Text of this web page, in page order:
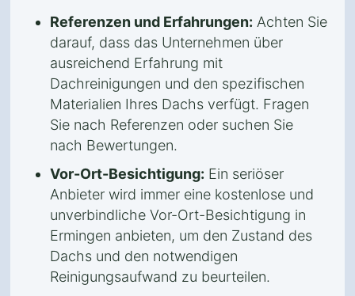
Referenzen und Erfahrungen: Achten Sie
darauf, dass das Unternehmen über
ausreichend Erfahrung mit
Dachreinigungen und den spezifischen
Materialien Ihres Dachs verfügt. Fragen
Sie nach Referenzen oder suchen Sie
nach Bewertungen.
Vor-Ort-Besichtigung: Ein seriöser
Anbieter wird immer eine kostenlose und
unverbindliche Vor-Ort-Besichtigung in
Ermingen anbieten, um den Zustand des
Dachs und den notwendigen
Reinigungsaufwand zu beurteilen.